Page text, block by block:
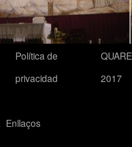
Política de
privacidad
2017
Enllaços